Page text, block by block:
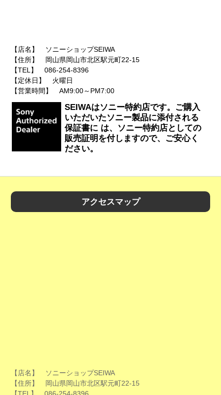
【店名】 ソニーショップSEIWA
【住所】 岡山県岡山市北区駅元町22-15
【TEL】 086-254-8396
【定休日】 火曜日
【営業時間】 AM9:00～PM7:00
SEIWAはソニー特約店です。ご購入
いただいたソニー製品に添付される
保証書に は、ソニー特約店としての
販売証明を付しますので、ご安心く
ださい。
アクセスマップ
【店名】 ソニーショップSEIWA
【住所】 岡山県岡山市北区駅元町22-15